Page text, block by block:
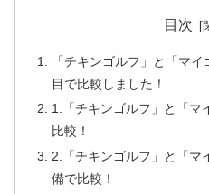
目次
「チキンゴルフ」と「マ
目で比較しました！
1.「チキンゴルフ」と「マ
比較！
2.「チキンゴルフ」と「マ
備で比較！